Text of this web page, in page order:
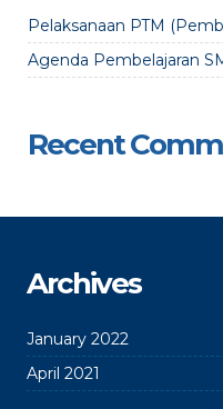
Pelaksanaan PTM
Agenda Pembelajaran
Recent
Archives
January 2022
April 2021